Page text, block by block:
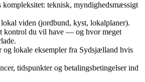
kompleksitet: teknisk, myndighedsmæssigt
viden (jordbund, kyst, lokalplaner).
kontrol du vil have — og hvor meget
og lokale eksempler fra Sydsjælland hvis
tidspunkter og betalingsbetingelser ind